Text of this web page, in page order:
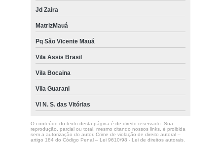
Jd Zaira
MatrizMauá
Pq São Vicente Mauá
Vila Assis Brasil
Vila Bocaina
Vila Guarani
Vl N. S. das Vitórias
O conteúdo do texto desta página é de direito reservado. Sua
reprodução, parcial ou total, mesmo citando nossos links, é proibida
sem a autorização do autor. Crime de violação de direito autoral –
artigo 184 do Código Penal – Lei 9610/98 - Lei de direitos autorais.